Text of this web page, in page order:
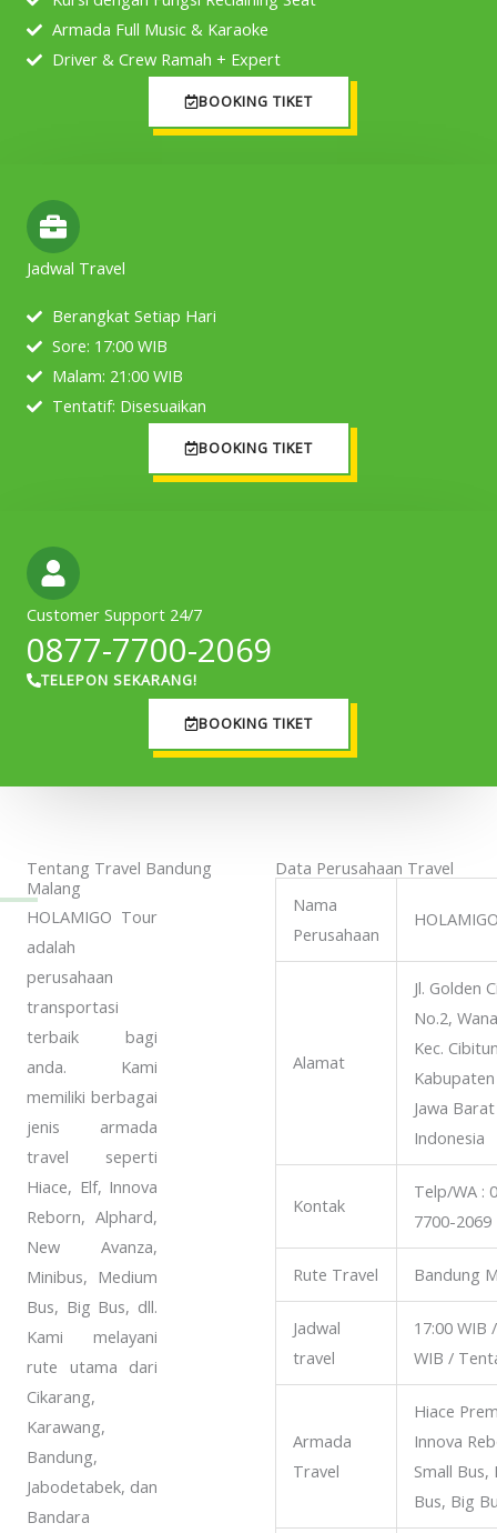
Armada Full Music & Karaoke
Driver & Crew Ramah + Expert
BOOKING TIKET
Jadwal Travel
Berangkat Setiap Hari
Sore: 17:00 WIB
Malam: 21:00 WIB
Tentatif: Disesuaikan
BOOKING TIKET
Customer Support 24/7
0877-7700-2069
TELEPON SEKARANG!
BOOKING TIKET
Tentang Travel Bandung
Malang
HOLAMIGO Tour
adalah
perusahaan
transportasi
terbaik bagi
anda. Kami
memiliki berbagai
jenis armada
travel seperti
Hiace, Elf, Innova
Reborn, Alphard,
New Avanza,
Minibus, Medium
Bus, Big Bus, dll.
Kami melayani
rute utama dari
Cikarang,
Karawang,
Bandung,
Jabodetabek, dan
Bandara
Data Perusahaan Travel
Nama
Perusahaan
Alamat
Jl. Golden
No.2,
Kec.
Jawa
Indonesia
Kontak
Telp/WA :
7700-2069
Rute Travel Bandung
Jadwal
travel
17:00 WIB
WIB /
Armada
Travel
Hiace
Innova
Small Bus,
Bus, Big